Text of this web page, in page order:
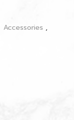
Accessories ,